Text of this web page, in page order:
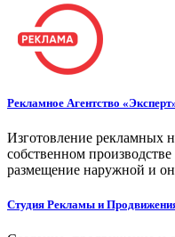
Рекламное Агентство
Изготовление рекламных
собственном
размещение наружной и
Студия Рекламы и